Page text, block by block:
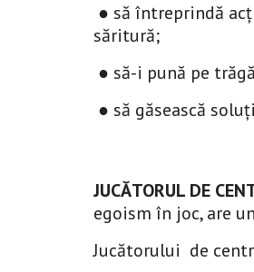
● să întreprindă
săritură;
● să-i pună pe
● să găsească
JUCĂTORUL DE
egoism în joc, are
Jucătorului de